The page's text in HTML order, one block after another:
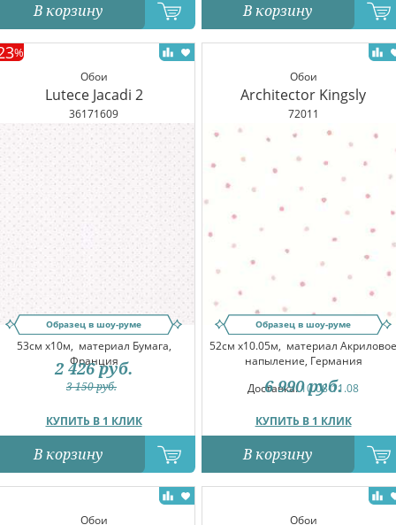
В корзину В корзину
Обои
Lutece Jacadi 2
36171609
%
Образец в шоу-руме
53см x10м, материал Бумага,
Франция
КУПИТЬ В 1 КЛИК
3 150руб.
2 426 руб.
В корзину
Обои
Architector Kingsly
72011
Образец в шоу-руме
52см x10.05м, материал Акриловое
напыление, Германия
Доставка:10.08-11.08
КУПИТЬ В 1 КЛИК
6 990 руб.
В корзину
Обои Обои